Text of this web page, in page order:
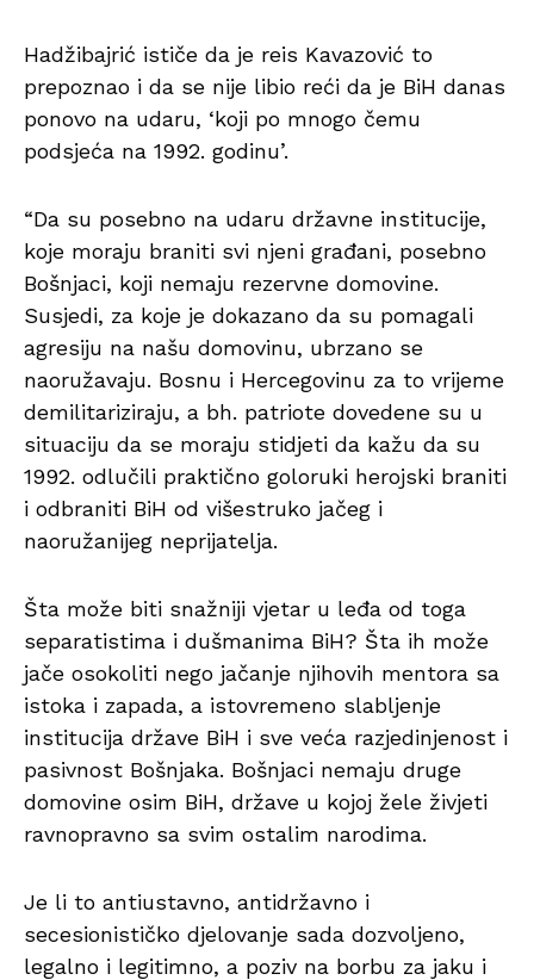
Hadžibajrić ističe da je reis Kavazović to
prepoznao i da se nije libio reći da je BiH danas
ponovo na udaru, ‘koji po mnogo čemu
podsjeća na 1992. godinu’.
“Da su posebno na udaru državne institucije,
koje moraju braniti svi njeni građani, posebno
Bošnjaci, koji nemaju rezervne domovine.
Susjedi, za koje je dokazano da su pomagali
agresiju na našu domovinu, ubrzano se
naoružavaju. Bosnu i Hercegovinu za to vrijeme
demilitariziraju, a bh. patriote dovedene su u
situaciju da se moraju stidjeti da kažu da su
1992. odlučili praktično goloruki herojski braniti
i odbraniti BiH od višestruko jačeg i
naoružanijeg neprijatelja.
Šta može biti snažniji vjetar u leđa od toga
separatistima i dušmanima BiH? Šta ih može
jače osokoliti nego jačanje njihovih mentora sa
istoka i zapada, a istovremeno slabljenje
institucija države BiH i sve veća razjedinjenost i
pasivnost Bošnjaka. Bošnjaci nemaju druge
domovine osim BiH, države u kojoj žele živjeti
ravnopravno sa svim ostalim narodima.
Je li to antiustavno, antidržavno i
secesionističko djelovanje sada dozvoljeno,
legalno i legitimno, a poziv na borbu za jaku i